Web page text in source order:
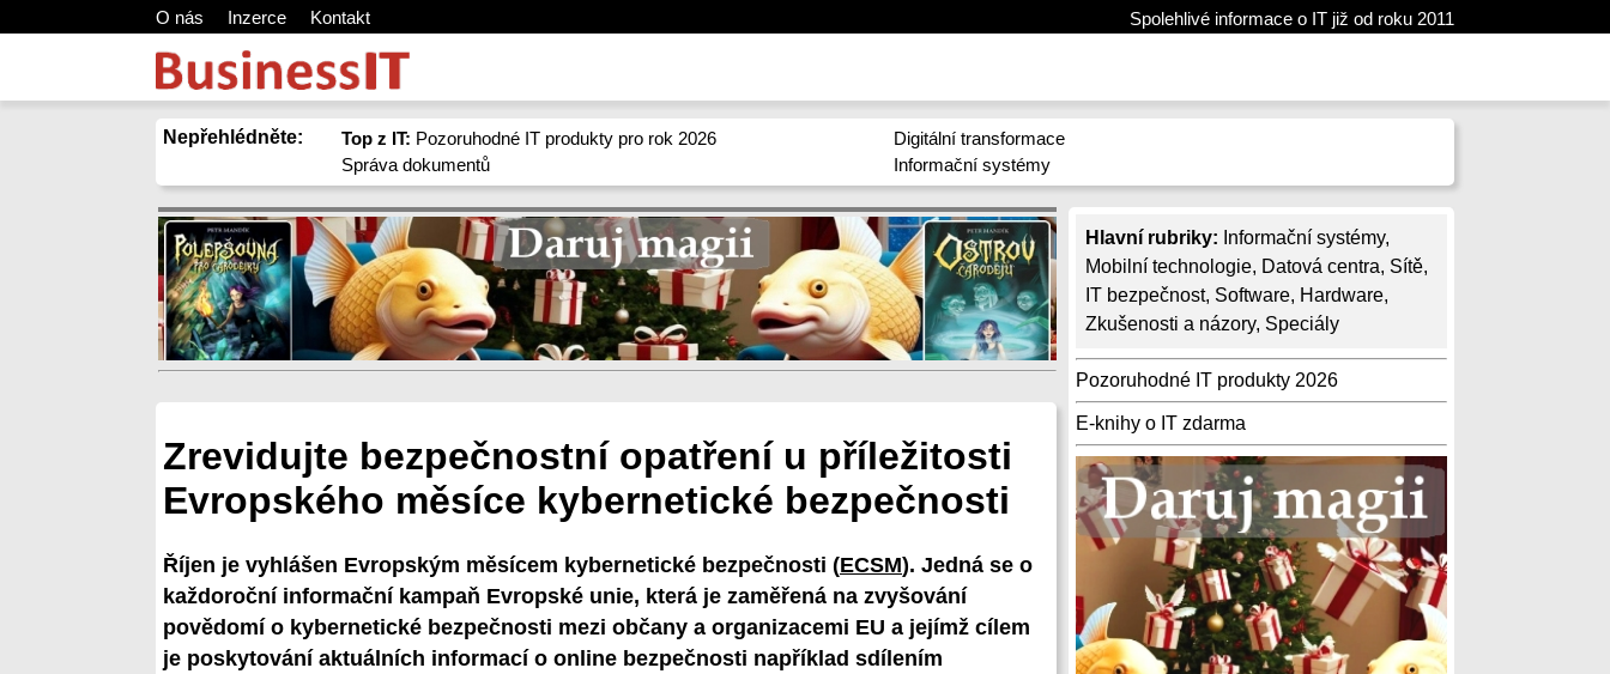
O nás Inzerce Kontakt Spolehlivé informace o IT již od roku 2011
Nepřehlédněte: Top z IT: Pozoruhodné IT produkty pro rok 2026
Správa dokumentů
Digitální transformace
Informační systémy
Hlavní rubriky: Informační systémy,
Mobilní technologie, Datová centra, Sítě,
IT bezpečnost, Software, Hardware,
Zkušenosti a názory, Speciály
Pozoruhodné IT produkty 2026
E-knihy o IT zdarma
Zrevidujte bezpečnostní opatření u příležitosti
Evropského měsíce kybernetické bezpečnosti
Říjen je vyhlášen Evropským měsícem kybernetické bezpečnosti (ECSM). Jedná se o
každoroční informační kampaň Evropské unie, která je zaměřená na zvyšování
povědomí o kybernetické bezpečnosti mezi občany a organizacemi EU a jejímž cílem
je poskytování aktuálních informací o online bezpečnosti například sdílením